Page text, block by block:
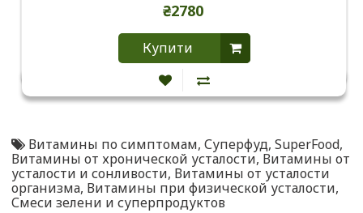
₴2780
Купити
Витамины по симптомам, Суперфуд, SuperFood,
Витамины от хронической усталости, Витамины от
усталости и сонливости, Витамины от усталости
организма, Витамины при физической усталости,
Смеси зелени и суперпродуктов